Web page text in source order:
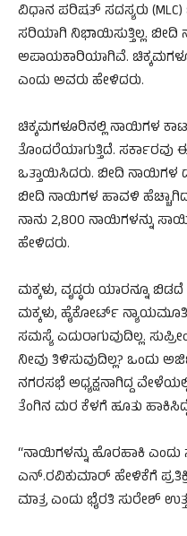
ವಿಧಾನ ಪರಿಷತ್ ಸದಸ್ಯರು
ಸರಿಯಾಗಿ ನಿಭಾಯಿಸುತ್ತಿಲ್ಲ.
ಅಪಾಯಕಾರಿಯಾಗಿವೆ.
ಎಂದು ಅವರು ಹೇಳಿದರು.
ಚಿಕ್ಕಮಗಳೂರಿನಲ್ಲಿ ನಾಯಿಗಳ ಕಾಟ
ತೊಂದರೆಯಾಗುತ್ತಿದೆ. ಸರ್ಕಾರವು
ಒತ್ತಾಯಿಸಿದರು. ಬೀದಿ ನಾಯಿಗಳ
ಬೀದಿ ನಾಯಿಗಳ ಹಾವಳಿ
ನಾನು 2,800 ನಾಯಿಗಳನ್ನು
ಹೇಳಿದರು.
ಮಕ್ಕಳು, ವೃದ್ಧರು ಯಾರನ್ನೂ
ಮಕ್ಕಳು, ಹೈಕೋರ್ಟ್
ಸಮಸ್ಯೆ ಎದುರಾಗುವುದಿಲ್ಲ.
ನೀವು ತಿಳಿಸುವುದಿಲ್ಲ? ಒಂದು
ನಗರಸಭೆ ಅಧ್ಯಕ್ಷನಾಗಿದ್ದ
ತೆಂಗಿನ ಮರ ಕೆಳಗೆ ಹೂತು
“ನಾಯಿಗಳನ್ನು ಹೊರಹಾಕಿ
ಎನ್.ರವಿಕುಮಾರ್ ಹೇಳಿಕೆಗೆ
ಮಾತ್ರ ಎಂದು ಭೈರತಿ ಸುರೇಶ್‌